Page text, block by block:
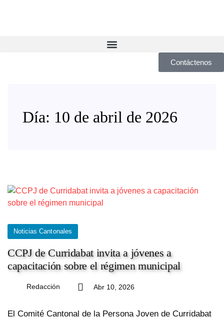
Contáctenos
Día: 10 de abril de 2026
Noticias Cantonales
CCPJ de Curridabat invita a jóvenes a
capacitación sobre el régimen municipal
Redacción Abr 10, 2026
El Comité Cantonal de la Persona Joven de Curridabat